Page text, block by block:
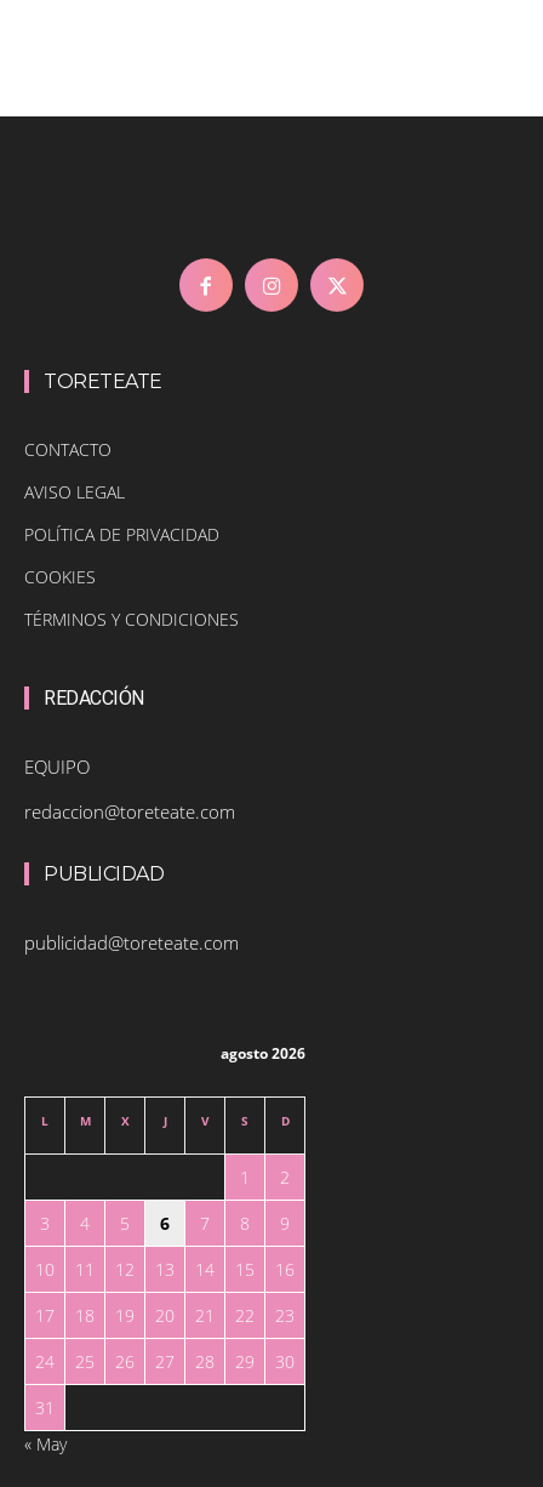
TORETEATE
CONTACTO
AVISO LEGAL
POLÍTICA DE PRIVACIDAD
COOKIES
TÉRMINOS Y CONDICIONES
REDACCIÓN
EQUIPO
redaccion@toreteate.com
PUBLICIDAD
publicidad@toreteate.com
agosto 2026
L M X J V S D
1
2
3
4 5 6 7 8
9
10
11 12 13 14 15
16
17
18 19 20 21 22
23
24
25 26 27 28 29
30
31
« May